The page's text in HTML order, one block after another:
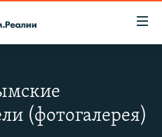
(фотогалерея)